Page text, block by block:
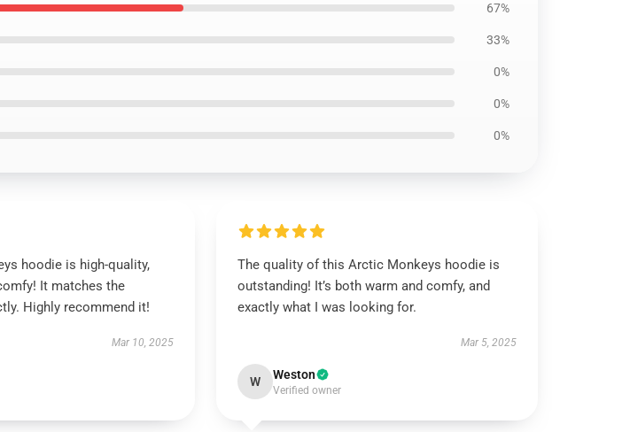
67%
33%
0%
0%
0%
hoodie is high-quality,
It matches the
Highly recommend it!
Mar 10, 2025
The quality of this Arctic Monkeys hoodie is
outstanding! It’s both warm and comfy, and
exactly what I was looking for.
Mar 5, 2025
W Weston
Verified owner